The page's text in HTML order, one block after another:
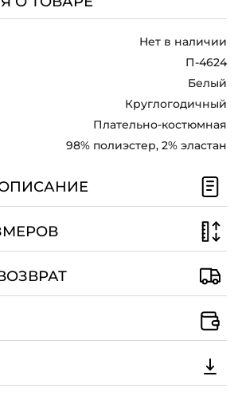
Нет в наличии
П-4624
Белый
Круглогодичный
Плательно-костюмная
98% полиэстер, 2% эластан